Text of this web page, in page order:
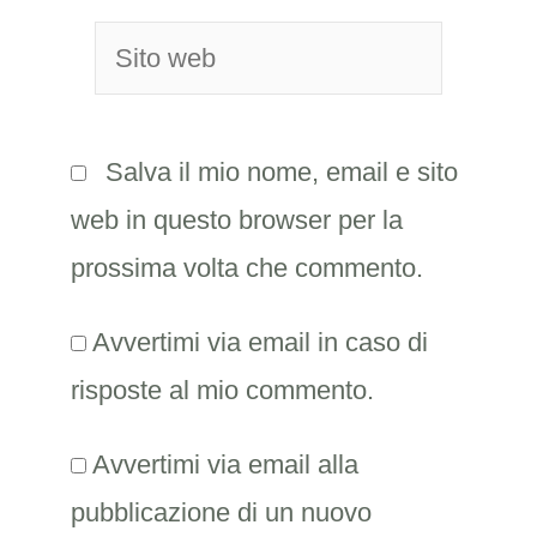
Sito
web
Salva il mio nome, email e sito
web in questo browser per la
prossima volta che commento.
Avvertimi via email in caso di
risposte al mio commento.
Avvertimi via email alla
pubblicazione di un nuovo